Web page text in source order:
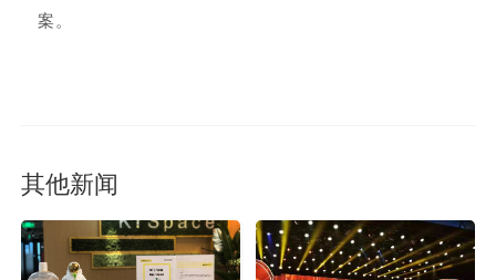
案。
其他新闻